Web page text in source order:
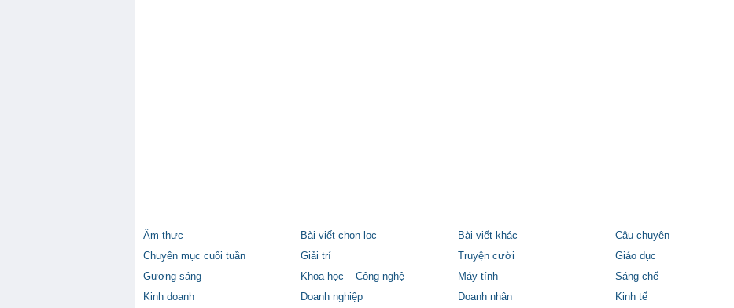
Ẩm thực Bài viết chọn lọc Bài viết khác Câu chuyện
Chuyên mục cuối tuần
Giải trí Truyện cười Giáo dục
Gương sáng
Khoa học – Công nghệ Máy tính Sáng chế
Kinh doanh
Doanh nghiệp Doanh nhân Kinh tế